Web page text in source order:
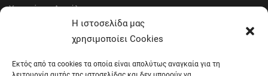
Η ιστοσελίδα μας
χρησιμοποίει Cookies
Εκτός από τα cookies τα οποία είναι απολύτως αναγκαία για τη
Υγιεινή και Ασφάλεια
Έντυπα Οικονομικής Υπηρεσίας
Έντυπα Διοικητικών Υπηρεσιών
Μητρώα αξιολογητών